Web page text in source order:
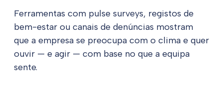
Ferramentas com pulse surveys, registos de
bem-estar ou canais de denúncias mostram
que a empresa se preocupa com o clima e quer
ouvir — e agir — com base no que a equipa
sente.